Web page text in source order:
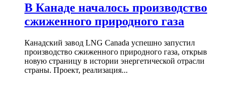
В Канаде началось производство
сжиженного природного газа
Канадский завод LNG Canada успешно запустил
производство сжиженного природного газа, открыв
новую страницу в истории энергетической отрасли
страны. Проект, реализация...